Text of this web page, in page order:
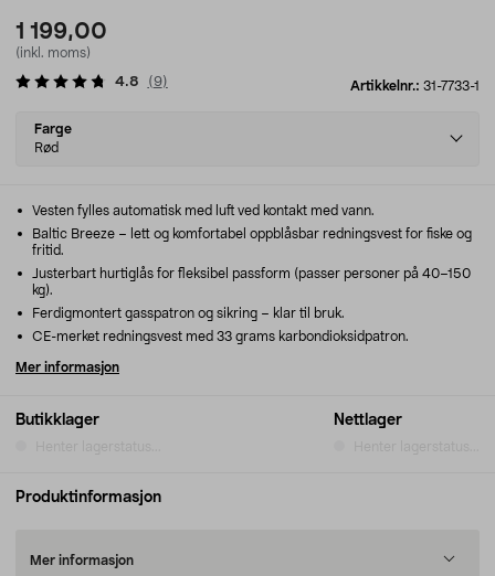
1 199,00
(inkl. moms)
Artikkelnr.: 31-7733-1
4.8 (9)
Select
variant
Farge
Rød
Butikklager Nettlager
Vesten fylles automatisk med luft ved kontakt med vann.
Baltic Breeze – lett og komfortabel oppblåsbar redningsvest for fiske og
fritid.
Justerbart hurtiglås for fleksibel passform (passer personer på 40–150
kg).
Ferdigmontert gasspatron og sikring – klar til bruk.
CE-merket redningsvest med 33 grams karbondioksidpatron.
Mer informasjon
Produktinformasjon
Mer informasjon